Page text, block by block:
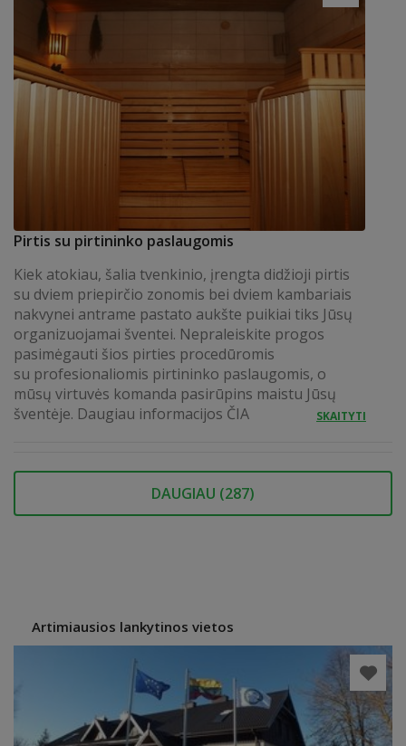
Pirtis su pirtininko paslaugomis
Kiek atokiau, šalia tvenkinio, įrengta didžioji pirtis
su dviem priepirčio zonomis bei dviem kambariais
nakvynei antrame pastato aukšte puikiai tiks Jūsų
organizuojamai šventei. Nepraleiskite progos
pasimėgauti šios pirties procedūromis
su profesionaliomis pirtininko paslaugomis, o
mūsų virtuvės komanda pasirūpins maistu Jūsų
šventėje. Daugiau informacijos ČIA
SKAITYTI
DAUGIAU (287)
Artimiausios lankytinos vietos